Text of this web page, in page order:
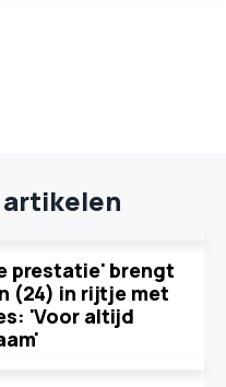
prestatie' brengt
(24) in rijtje met
'Voor altijd